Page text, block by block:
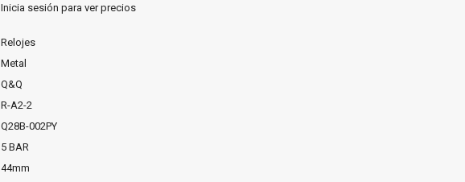
Inicia sesión para ver precios
Relojes
Metal
Q&Q
R-A2-2
Q28B-002PY
5 BAR
44mm